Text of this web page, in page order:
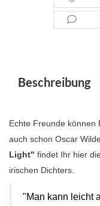
Beschreibung
Echte Freunde können
auch schon Oscar
Light" findet Ihr hier
irischen Dichters.
"Man kann leicht